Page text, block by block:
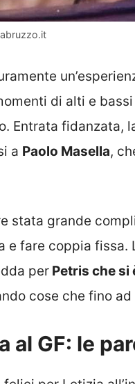
di alti e
Entrata fidanzata,
a Paolo Masella,
stata grande
e fare coppia fissa.
per Petris che si
cose che fino
al GF: le